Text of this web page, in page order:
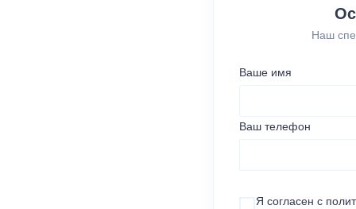
Наш
Ваше имя
Ваш телефон
Я согласен с